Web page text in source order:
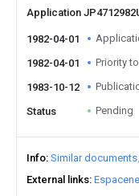
Application
1982-04-01
1982-04-01 Priority
1983-10-12
Status Pending
Info Similar documents
External links